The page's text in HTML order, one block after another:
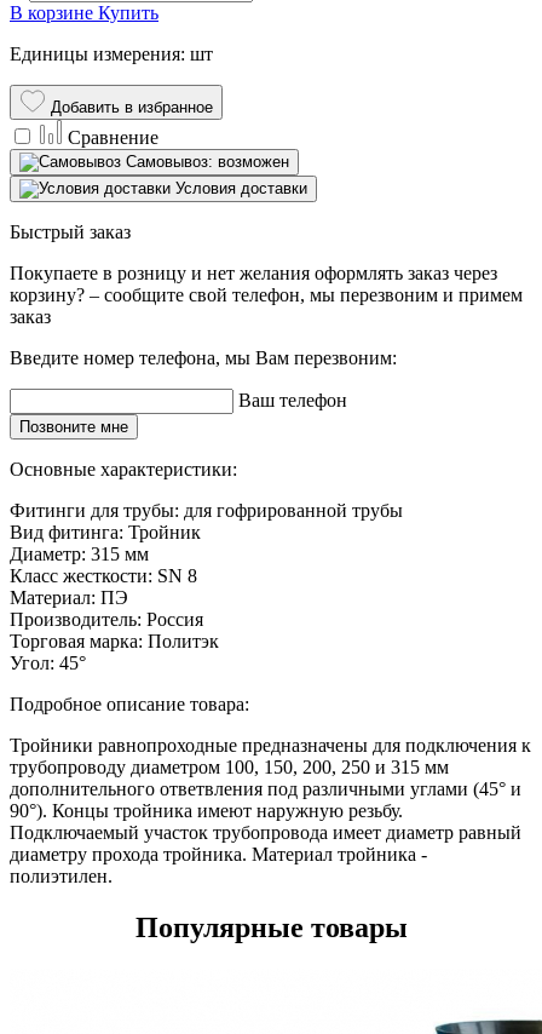
В корзине Купить
Единицы измерения: шт
Добавить в избранное
Сравнение
Самовывоз: возможен
Условия доставки
Быстрый заказ
Покупаете в розницу и нет желания оформлять заказ через
корзину? – сообщите свой телефон, мы перезвоним и примем
заказ
Введите номер телефона, мы Вам перезвоним:
Ваш телефон
Позвоните мне
Основные характеристики:
Фитинги для трубы: для гофрированной трубы
Вид фитинга: Тройник
Диаметр: 315 мм
Класс жесткости: SN 8
Материал: ПЭ
Производитель: Россия
Торговая марка: Политэк
Угол: 45°
Подробное описание товара:
Тройники равнопроходные предназначены для подключения к
трубопроводу диаметром 100, 150, 200, 250 и 315 мм
дополнительного ответвления под различными углами (45° и
90°). Концы тройника имеют наружную резьбу.
Подключаемый участок трубопровода имеет диаметр равный
диаметру прохода тройника. Материал тройника -
полиэтилен.
Популярные товары